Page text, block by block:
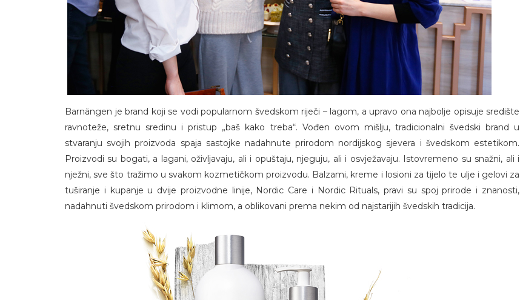
Barnängen je brand koji se vodi popularnom švedskom riječi – lagom, a upravo ona najbolje opisuje središte
ravnoteže, sretnu sredinu i pristup „baš kako treba“. Vođen ovom mišlju, tradicionalni švedski brand u
stvaranju svojih proizvoda spaja sastojke nadahnute prirodom nordijskog sjevera i švedskom estetikom.
Proizvodi su bogati, a lagani, oživljavaju, ali i opuštaju, njeguju, ali i osvježavaju. Istovremeno su snažni, ali i
nježni, sve što tražimo u svakom kozmetičkom proizvodu. Balzami, kreme i losioni za tijelo te ulje i gelovi za
tuširanje i kupanje u dvije proizvodne linije, Nordic Care i Nordic Rituals, pravi su spoj prirode i znanosti,
nadahnuti švedskom prirodom i klimom, a oblikovani prema nekim od najstarijih švedskih tradicija.